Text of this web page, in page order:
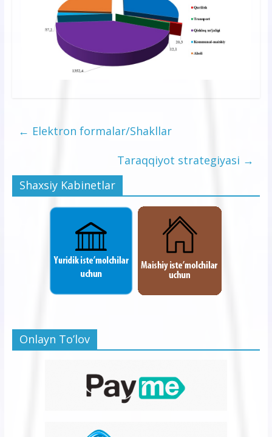
← Elektron formalar/Shakllar
Taraqqiyot strategiyasi →
Shaxsiy Kabinetlar
Onlayn To’lov